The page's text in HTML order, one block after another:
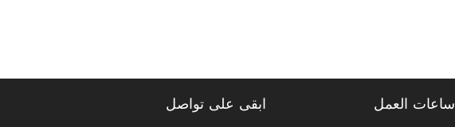
ابقى على تواصل ساعات العمل